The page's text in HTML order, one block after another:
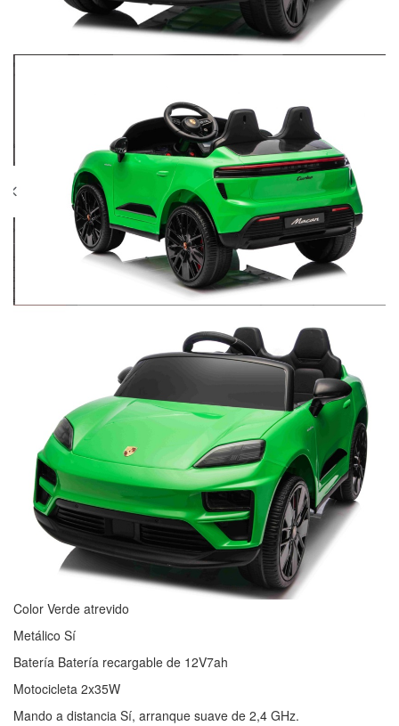
Color Verde atrevido
Metálico Sí
Batería Batería recargable de 12V7ah
Motocicleta 2x35W
Mando a distancia Sí, arranque suave de 2,4 GHz.